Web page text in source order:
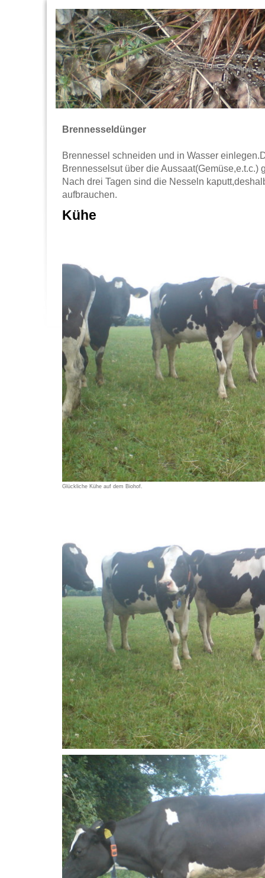
Brennesseldünger
Brennessel schneiden und in Wasser
Brennesselsut über die Aussaat(Gemüse,e.t.c.)
Nach drei Tagen sind die Nesseln
aufbrauchen.
Kühe
Glückliche Kühe auf dem Biohof.